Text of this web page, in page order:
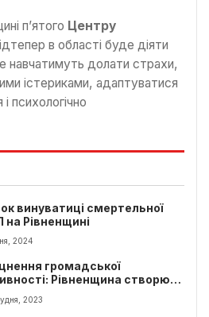
п’ятого Центру
в області буде діяти
навчатимуть долати страхи,
істериками, адаптуватися
психологічно
винуватиці смертельної
на Рівненщині
2024
громадської
Рівненщина створює
2023